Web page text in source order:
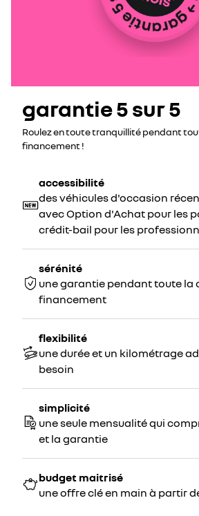
garantie 5 sur 5
Roulez en toute tranquillité pendant
financement !
accessibilité
des véhicules d'occasion
avec Option d'Achat pour les
crédit-bail pour les
sérénité
une garantie pendant toute la
financement
flexibilité
une durée et un kilométrage
besoin
simplicité
une seule mensualité qui
et la garantie
budget maitrisé
une offre clé en main à partir